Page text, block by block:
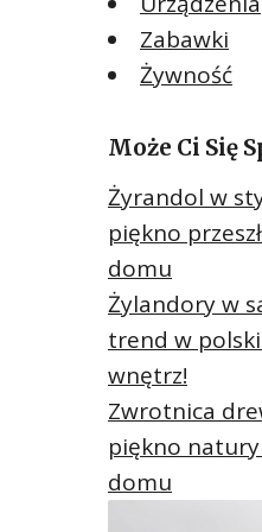
Zabawki
Żywność
Może Ci Się
Żyrandol w
piękno
domu
Żylandory w
trend w
wnętrz!
Zwrotnica
piękno
domu